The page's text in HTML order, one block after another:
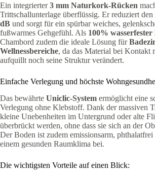
Ein integrierter3 mm Naturkork-Rücken
Trittschallunterlage überflüssig. Er reduziert den
dB und sorgt für ein spürbar weiches,
fußwarmes Gehgefühl. Als 100% wasserfester
Chambord zudem die ideale Lösung für
Wellnessbereiche, da das Material bei Kontakt
aufquillt noch seine Struktur verändert.
Einfache Verlegung und höchste
Das bewährte Uniclic-System ermöglicht eine
Verlegung ohne Klebstoff. Dank der massiven
kleine Unebenheiten im Untergrund oder alte
überbrückt werden, ohne dass sie sich an der
Der Boden ist zudem emissionsarm,
einem gesunden Raumklima bei.
Die wichtigsten Vorteile auf einen Blick: